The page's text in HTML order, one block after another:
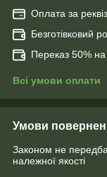
Оплата за
Безготівковий
Переказ 50% на
Всі умови оплати
Умови
Законом не
належної якості